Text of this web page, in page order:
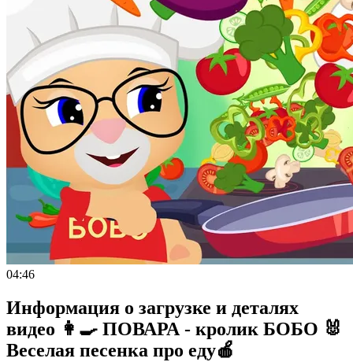
04:46
Информация о загрузке и деталях
видео 👩‍🍳 ПОВАРА - кролик БОБО 🐰
Веселая песенка про еду🍎